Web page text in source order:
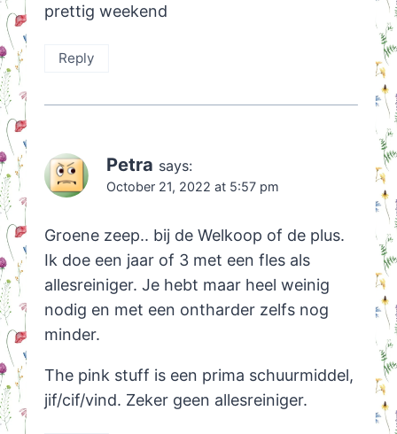
prettig weekend
Reply
Petra says:
October 21, 2022 at 5:57 pm
Groene zeep.. bij de Welkoop of de plus.
Ik doe een jaar of 3 met een fles als
allesreiniger. Je hebt maar heel weinig
nodig en met een ontharder zelfs nog
minder.
The pink stuff is een prima schuurmiddel,
jif/cif/vind. Zeker geen allesreiniger.